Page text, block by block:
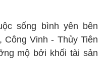
sống bình yên bên
Công Vinh - Thủy Tiên
mộ bởi khối tài sản